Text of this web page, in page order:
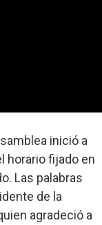
inició a
horario fijado en
Las palabras
de la
agradeció a